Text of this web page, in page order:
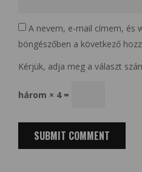
A nevem, e-mail címem, és
böngészőben a következő
Kérjük, adja meg a választ
három × 4 =